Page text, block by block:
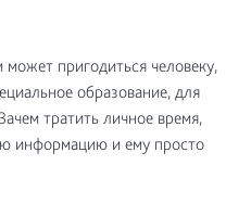
пригодиться человеку,
образование, для
тратить личное время,
информацию и ему просто